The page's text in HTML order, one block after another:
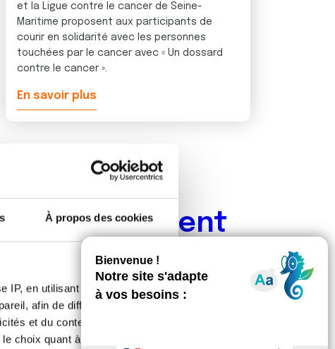
À propos des cookies
IP, en utilisant des
afin de diffuser des
et du contenu, ainsi que de
choix quant à l'utilisation de
et la Ligue contre le cancer de Seine-
Maritime proposent aux participants de
courir en solidarité avec les personnes
touchées par le cancer avec « Un dossard
contre le cancer ».
En savoir plus
de patient
bienfaits de nos
support
activités non-médicales proposées dans